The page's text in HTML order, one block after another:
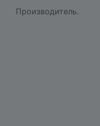
Производитель.